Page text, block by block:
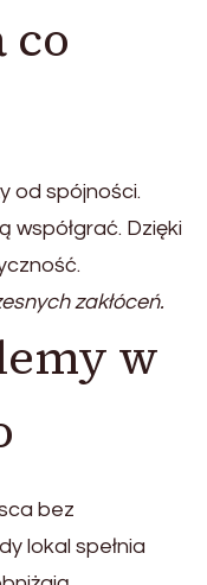
co
od spójności.
współgrać. Dzięki
zakłóceń.
w
bez
lokal spełnia